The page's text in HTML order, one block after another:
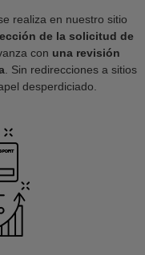
realiza en nuestro sitio
de la solicitud de
con una revisión
. Sin redirecciones a sitios
desperdiciado.